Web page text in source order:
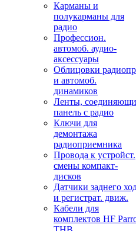
Карманы и
полукарманы для
радио
Профессион.
автомоб. аудио-
аксессуары
Облицовки
и автомоб.
динамиков
Ленты,
панель с радио
Ключи для
демонтажа
радиоприемника
Провода к устройст.
смены компакт-
дисков
Датчики заднего
и регистрат. движ.
Кабели для
комплектов HF